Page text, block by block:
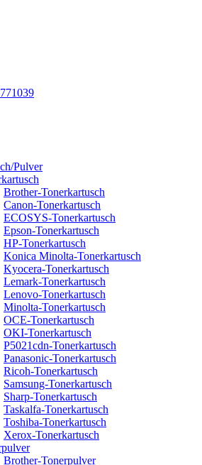
Pulver
Brother-Tonerkartusch
Canon-Tonerkartusch
ECOSYS-Tonerkartusch
Epson-Tonerkartusch
HP-Tonerkartusch
Konica Minolta-Tonerkartusch
Kyocera-Tonerkartusch
Lemark-Tonerkartusch
Lenovo-Tonerkartusch
Minolta-Tonerkartusch
OCE-Tonerkartusch
OKI-Tonerkartusch
P5021cdn-Tonerkartusch
Panasonic-Tonerkartusch
Ricoh-Tonerkartusch
Samsung-Tonerkartusch
Sharp-Tonerkartusch
Taskalfa-Tonerkartusch
Toshiba-Tonerkartusch
Xerox-Tonerkartusch
Brother-Tonerpulver